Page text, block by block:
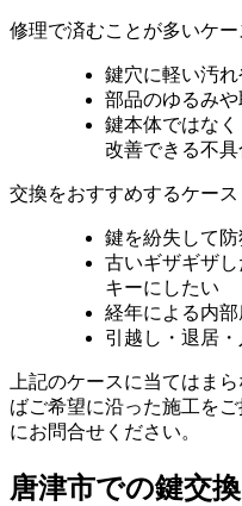
修理で済むことが多いケー
鍵穴に軽い汚
部品のゆるみ
鍵本体ではな
改善できる不具
交換をおすすめするケース
鍵を紛失して
古いギザギザ
キーにしたい
経年による内
引越し・退居
上記のケースに当てはま
ばご希望に沿った施工を
にお問合せください。
唐津市での鍵交